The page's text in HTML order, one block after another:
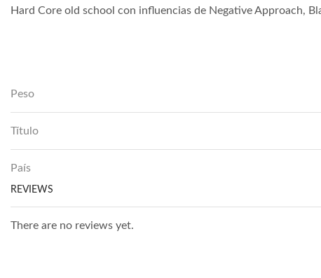
Hard Core old school con influencias de Negative Approach,
Peso
Título
País
REVIEWS
There are no reviews yet.